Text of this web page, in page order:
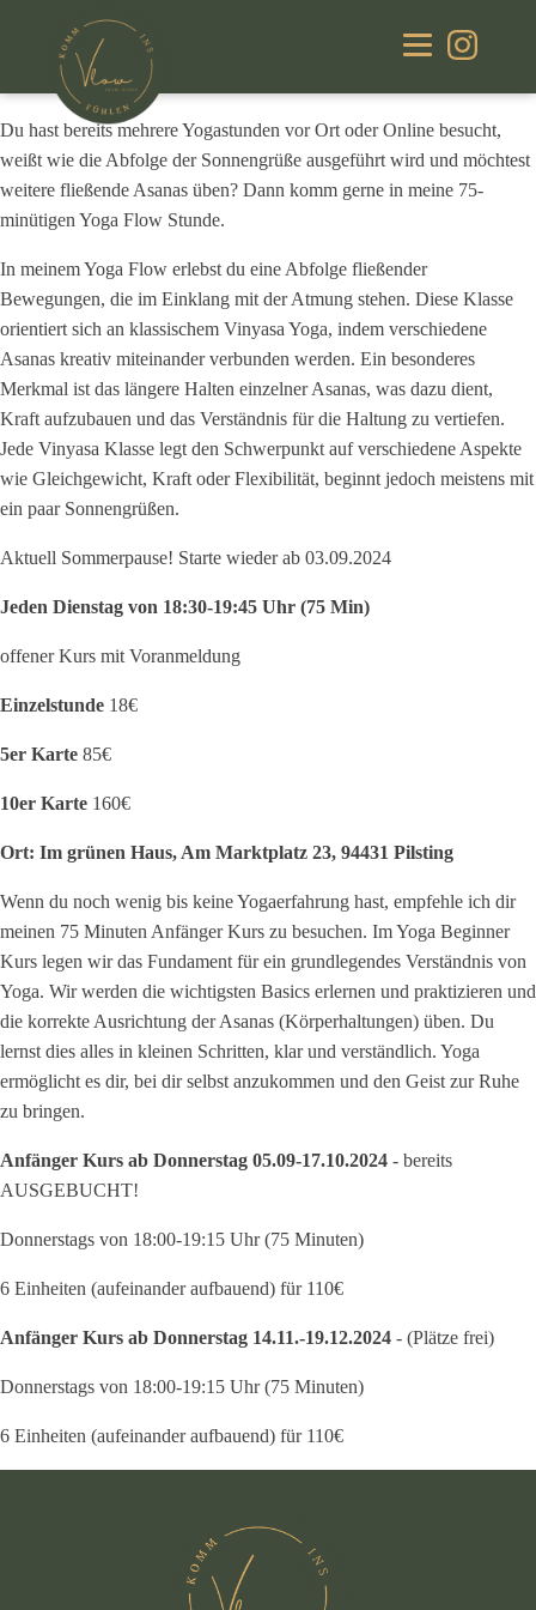
Im grünen Haus, Am Marktplatz 23, 94431 Pilsting
Du hast bereits mehrere Yogastunden vor Ort oder Online besucht,
weißt wie die Abfolge der Sonnengrüße ausgeführt wird und möchtest
weitere fließende Asanas üben? Dann komm gerne in meine 75-
minütigen Yoga Flow Stunde.
In meinem Yoga Flow erlebst du eine Abfolge fließender
Bewegungen, die im Einklang mit der Atmung stehen. Diese Klasse
orientiert sich an klassischem Vinyasa Yoga, indem verschiedene
Asanas kreativ miteinander verbunden werden. Ein besonderes
Merkmal ist das längere Halten einzelner Asanas, was dazu dient,
Kraft aufzubauen und das Verständnis für die Haltung zu vertiefen.
Jede Vinyasa Klasse legt den Schwerpunkt auf verschiedene Aspekte
wie Gleichgewicht, Kraft oder Flexibilität, beginnt jedoch meistens mit
ein paar Sonnengrüßen.
Aktuell Sommerpause! Starte wieder ab 03.09.2024
Jeden Dienstag von 18:30-19:45 Uhr (75 Min)
offener Kurs mit Voranmeldung
Einzelstunde 18€
5er Karte 85€
10er Karte 160€
Ort: Im grünen Haus, Am Marktplatz 23, 94431 Pilsting
Wenn du noch wenig bis keine Yogaerfahrung hast, empfehle ich dir
meinen 75 Minuten Anfänger Kurs zu besuchen. Im Yoga Beginner
Kurs legen wir das Fundament für ein grundlegendes Verständnis von
Yoga. Wir werden die wichtigsten Basics erlernen und praktizieren und
die korrekte Ausrichtung der Asanas (Körperhaltungen) üben. Du
lernst dies alles in kleinen Schritten, klar und verständlich. Yoga
ermöglicht es dir, bei dir selbst anzukommen und den Geist zur Ruhe
zu bringen.
Anfänger Kurs ab Donnerstag 05.09-17.10.2024 - bereits
AUSGEBUCHT!
Donnerstags von 18:00-19:15 Uhr (75 Minuten)
6 Einheiten (aufeinander aufbauend) für 110€
Anfänger Kurs ab Donnerstag 14.11.-19.12.2024 - (Plätze frei)
Donnerstags von 18:00-19:15 Uhr (75 Minuten)
6 Einheiten (aufeinander aufbauend) für 110€